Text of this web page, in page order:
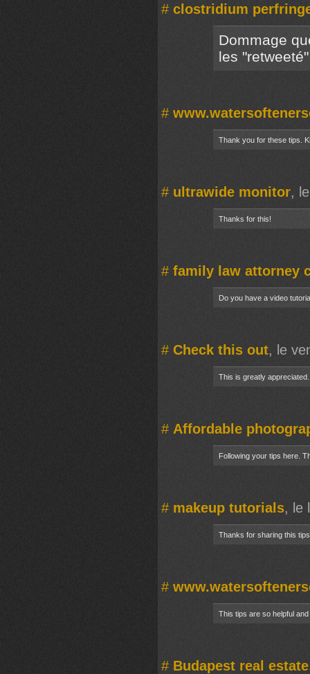
# clostridium
Dommage
les
#
Thank you for these tips.
# ultrawide monitor,
Thanks for this!
# family law attorney
Do you have a video
# Check this out, le
This is greatly
# Affordable
Following your tips here.
# makeup tutorials, le
Thanks for sharing this tips
#
This tips are so helpful
# Budapest real estate